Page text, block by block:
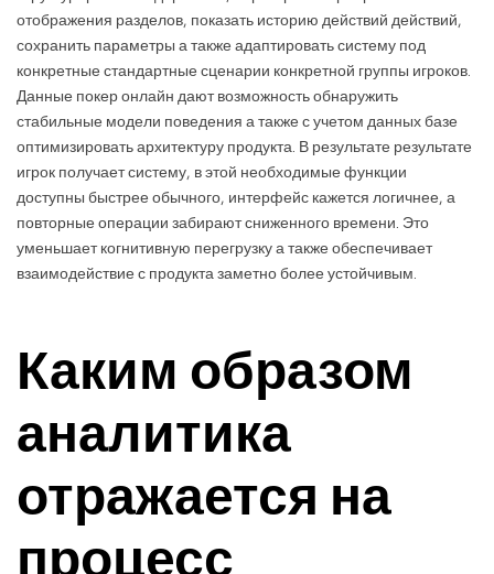
отображения разделов, показать историю действий действий,
сохранить параметры а также адаптировать систему под
конкретные стандартные сценарии конкретной группы игроков.
Данные покер онлайн дают возможность обнаружить
стабильные модели поведения а также с учетом данных базе
оптимизировать архитектуру продукта. В результате результате
игрок получает систему, в этой необходимые функции
доступны быстрее обычного, интерфейс кажется логичнее, а
повторные операции забирают сниженного времени. Это
уменьшает когнитивную перегрузку а также обеспечивает
взаимодействие с продукта заметно более устойчивым.
Каким образом
аналитика
отражается на
процесс